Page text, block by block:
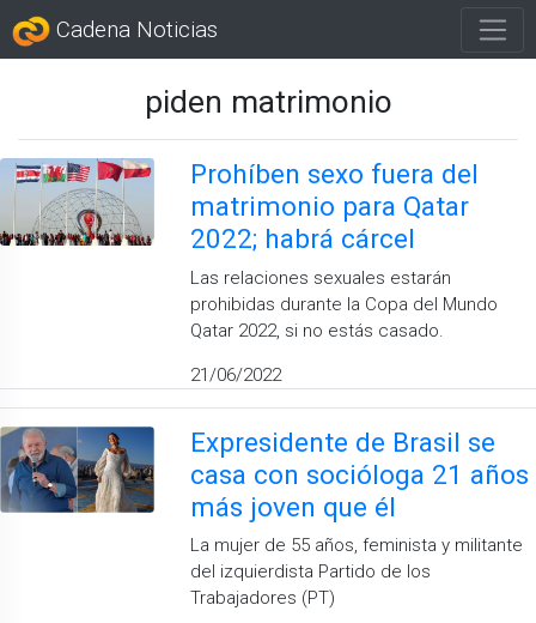
Cadena Noticias
piden matrimonio
Prohíben sexo fuera del
matrimonio para Qatar
2022; habrá cárcel
Las relaciones sexuales estarán
prohibidas durante la Copa del Mundo
Qatar 2022, si no estás casado.
21/06/2022
Expresidente de Brasil se
casa con socióloga 21 años
más joven que él
La mujer de 55 años, feminista y militante
del izquierdista Partido de los
Trabajadores (PT)